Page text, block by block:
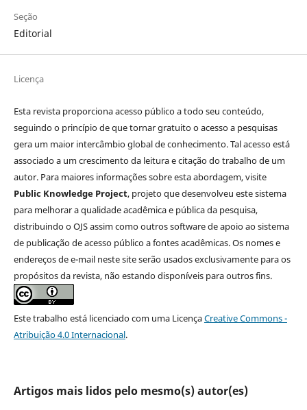
Seção
Editorial
Licença
Esta revista proporciona acesso público a todo seu conteúdo,
seguindo o princípio de que tornar gratuito o acesso a pesquisas
gera um maior intercâmbio global de conhecimento. Tal acesso está
associado a um crescimento da leitura e citação do trabalho de um
autor. Para maiores informações sobre esta abordagem, visite
Public Knowledge Project, projeto que desenvolveu este sistema
para melhorar a qualidade acadêmica e pública da pesquisa,
distribuindo o OJS assim como outros software de apoio ao sistema
de publicação de acesso público a fontes acadêmicas. Os nomes e
endereços de e-mail neste site serão usados exclusivamente para os
propósitos da revista, não estando disponíveis para outros fins.
Este trabalho está licenciado com uma LicençaCreative Commons -
Atribuição 4.0 Internacional.
Artigos mais lidos pelo mesmo(s) autor(es)